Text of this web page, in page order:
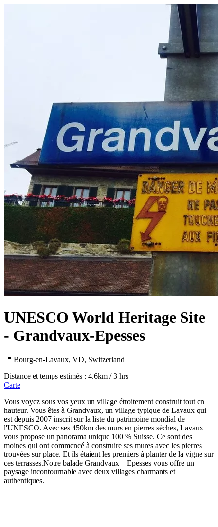
UNESCO World Heritage Site
- Grandvaux-Epesses
📍 Bourg-en-Lavaux, VD, Switzerland
Distance et temps estimés : 4.6km / 3 hrs
Carte
Vous voyez sous vos yeux un village étroitement construit tout en
hauteur. Vous êtes à Grandvaux, un village typique de Lavaux qui
est depuis 2007 inscrit sur la liste du patrimoine mondial de
l'UNESCO. Avec ses 450km des murs en pierres sèches, Lavaux
vous propose un panorama unique 100 % Suisse. Ce sont des
moines qui ont commencé à construire ses mures avec les pierres
trouvées sur place. Et ils étaient les premiers à planter de la vigne sur
ces terrasses.Notre balade Grandvaux – Epesses vous offre un
paysage incontournable avec deux villages charmants et
authentiques.